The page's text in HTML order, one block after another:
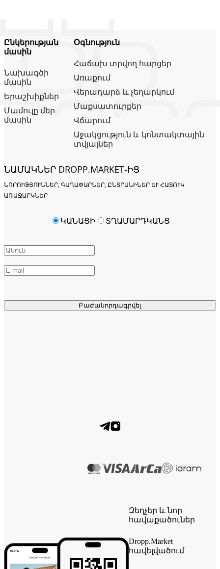
Ընկերության
մասին
Նախագծի
մասին
Երաշխիքներ
Մամուլը մեր
մասին
Օգնություն
Հաճախ տրվող հարցեր
Առաքում
Վերադարձ և չեղարկում
Մաքսատուրքեր
Վճարում
Աջակցություն և կոնտակտային
տվյալներ
ՆԱՄԱԿՆԵՐ DROPP.MARKET-ԻՑ
ՆՈՐՈՒԹՅՈՒՆՆԵՐ, ԳԱՂԱՓԱՐՆԵՐ, ԸՆՏՐԱՆԻՆԵՐ ԵՒ ՀԱՏՈՒԿ Ա
ՌԱՋԱՐԿՆԵՐ
Բաժանորդագրվել
ԿԱՆԱՑԻ ՏՂԱՄԱՐԴԿԱՆՑ
Զեղչեր և նոր
հավաքածուներ
Dropp.Market
հավելվածում